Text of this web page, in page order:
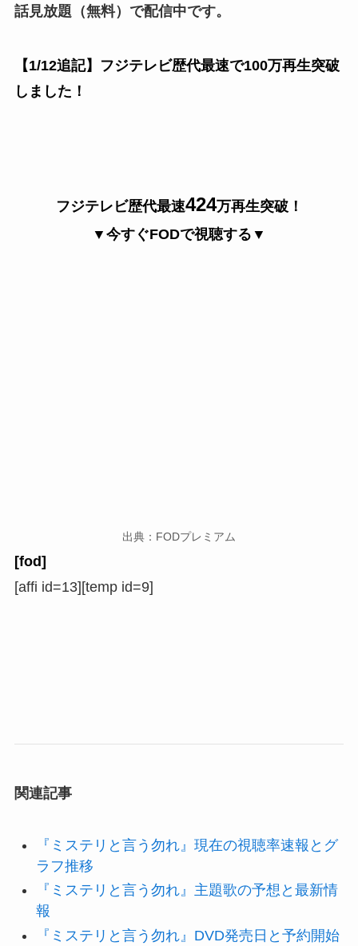
話見放題 （無料）で配信中です。
【1/12追記】フジテレビ歴代最速で100万再生突破
しました！
フジテレビ歴代最速424万再生突破！
▼今すぐFODで視聴する▼
出典：FODプレミアム
[fod]
[affi id=13][temp id=9]
関連記事
『ミステリと言う勿れ』現在の視聴率速報とグ
ラフ推移
『ミステリと言う勿れ』主題歌の予想と最新情
報
『ミステリと言う勿れ』DVD発売日と予約開始